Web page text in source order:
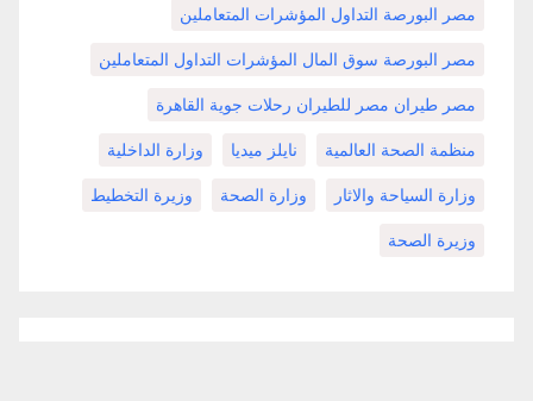
مصر البورصة التداول المؤشرات المتعاملين
مصر البورصة سوق المال المؤشرات التداول المتعاملين
مصر طيران مصر للطيران رحلات جوية القاهرة
منظمة الصحة العالمية نايلز ميديا وزارة الداخلية
وزارة السياحة والاثار وزارة الصحة وزيرة التخطيط
وزيرة الصحة